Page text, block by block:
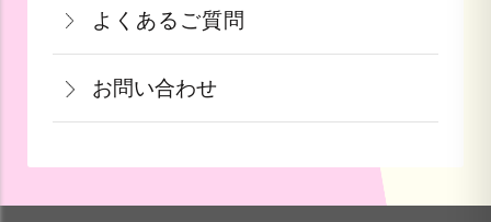
となっております。
果物など収穫時期までお時間を頂く商品
も御座いますこと、ご了承くださいま
せ。
詳しくはこちら
け日の指定ができかねます。予めご了承
ください。
用できます。ご注文画面の「お支払い方
法選択」画面にて、ポイント利用を入力
することができます。店舗では利用でき
ません。
詳しくはこちら
よくあるご質問
お問い合わせ